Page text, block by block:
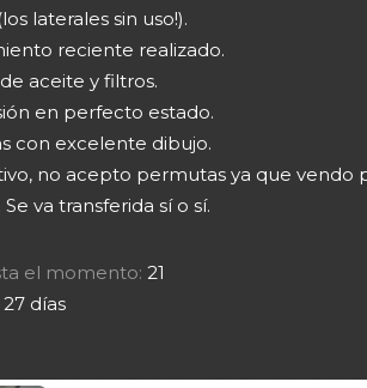
laterales sin uso!).
reciente realizado.
aceite y filtros.
en perfecto estado.
con excelente dibujo.
no acepto permutas ya que vendo
va transferida sí o sí.
el momento: 21
27 días